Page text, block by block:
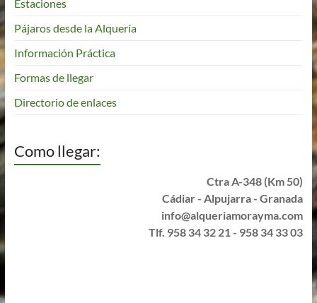
Estaciones
Pájaros desde la Alquería
Información Práctica
Formas de llegar
Directorio de enlaces
Como llegar:
Ctra A-348 (Km 50)
Cádiar - Alpujarra - Granada
info@alqueriamorayma.com
Tlf. 958 34 32 21 - 958 34 33 03